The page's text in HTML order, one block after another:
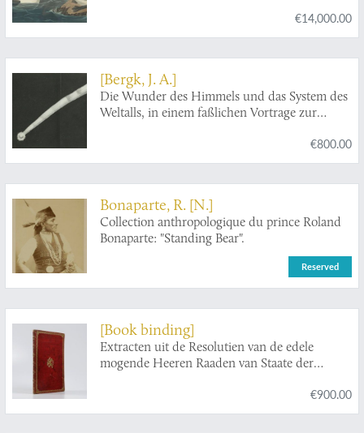
€14,000.00
[Bergk, J. A.]
Die Wunder des Himmels und das System des
Weltalls, in einem faßlichen Vortrage zur
astronomischen Kenntnisse für Jedermann. Mit
12 Tafeln. Aus dem Englischen.
€800.00
Bonaparte, R. [N.]
Collection anthropologique du prince Roland
Bonaparte: "Standing Bear".
Reserved
[Book binding]
Extracten uit de Resolutien van de edele
mogende Heeren Raaden van Staate der
€900.00